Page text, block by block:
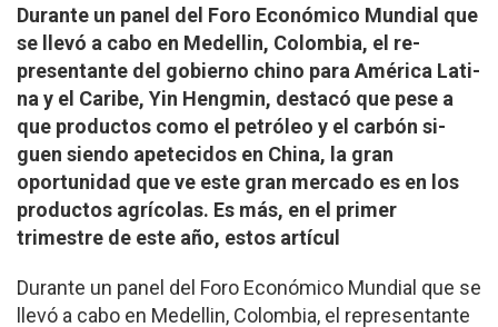
Durante un panel del Foro Económico Mundial que
se llevó a cabo en Medellin, Colombia, el re­
presentante del gobierno chino para América Lati­
na y el Caribe, Yin Heng­min, destacó que pese a
que productos como el petróleo y el carbón si­
guen siendo apetecidos en China, la gran
oportuni­dad que ve este gran mer­cado es en los
productos agrícolas. Es más, en el primer
trimestre de este año, estos artícul
Durante un panel del Foro Económico Mundial que se
llevó a cabo en Medellin, Colombia, el re­presentante